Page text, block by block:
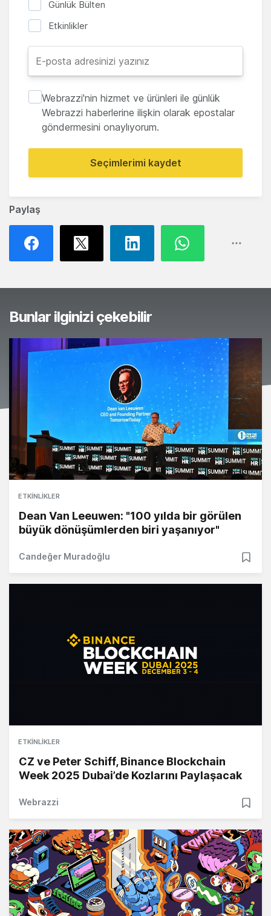
Paylaş
Günlük Bülten
Etkinlikler
Webrazzi'nin hizmet ve ürünleri ile günlük
Webrazzi haberlerine ilişkin olarak epostalar
göndermesini onaylıyorum.
Seçimlerimi kaydet
Bunlar ilginizi çekebilir
ETKINLIKLER
Dean Van Leeuwen: "100 yılda bir görülen
büyük dönüşümlerden biri yaşanıyor"
Candeğer Muradoğlu
ETKINLIKLER
CZ ve Peter Schiff, Binance Blockchain
Week 2025 Dubai’de Kozlarını Paylaşacak
Webrazzi